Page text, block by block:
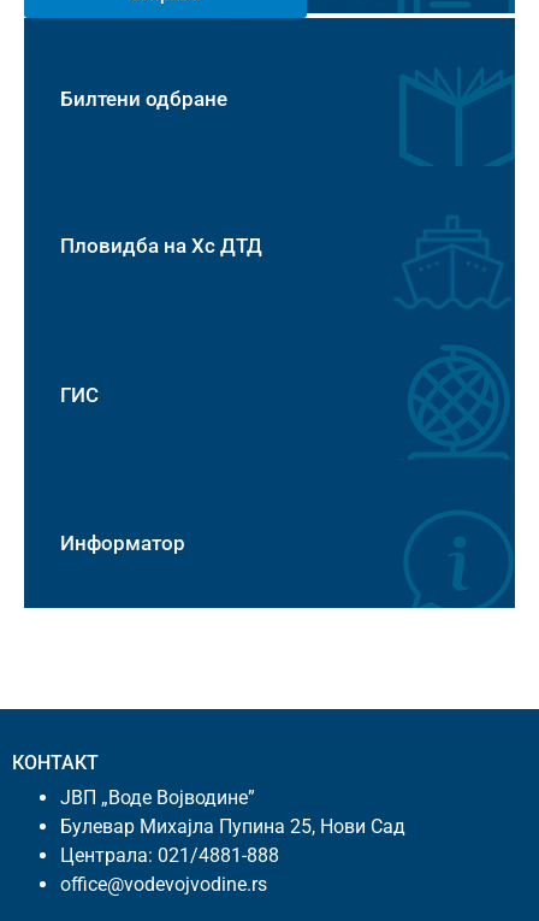
Билтени одбране
Пловидба на Хс ДТД
ГИС
Информатор
КОНТАКТ
ЈВП „Воде Војводине”
Булевар Михајла Пупина 25, Нови Сад
Централа: 021/4881-888
office@vodevojvodine.rs